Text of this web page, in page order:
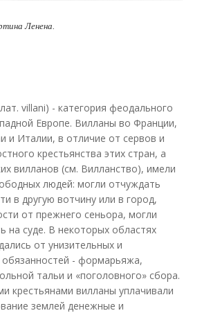
Ленена.
villani) - категория феодального
Европе. Вилланы во Франции,
и Италии, в отличие от сервов и
крестьянства этих стран, а
вилланов (см. Вилланство), имели
людей: могли отчуждать
в другую вотчину или в город,
от прежнего сеньора, могли
на суде. В некоторых областях
от унизительных и
- формарьяжа,
тальи и «поголовного» сбора.
крестьянами вилланы уплачивали
землей денежные и